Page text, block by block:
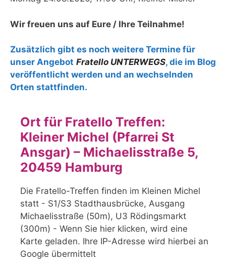
Wir freuen uns auf Eure / Ihre Teilnahme!
Zusätzlich gibt es noch weitere Termine für
unser Angebot Fratello UNTERWEGS, die im Blog
veröffentlicht werden und an wechselnden
Orten stattfinden.
Ort für Fratello Treffen:
Kleiner Michel (Pfarrei St
Ansgar) – Michaelisstraße 5,
20459 Hamburg
Die Fratello-Treffen finden im Kleinen Michel
statt - S1/S3 Stadthausbrücke, Ausgang
Michaelisstraße (50m), U3 Rödingsmarkt
(300m) - Wenn Sie hier klicken, wird eine
Karte geladen. Ihre IP-Adresse wird hierbei an
Google übermittelt